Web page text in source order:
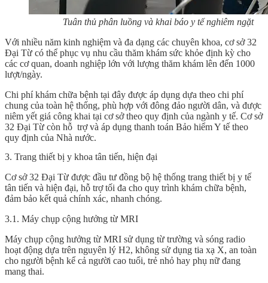
Tuân thủ phân luồng và khai báo y tế nghiêm ngặt
Với nhiều năm kinh nghiệm và đa dạng các chuyên khoa, cơ sở 32
Đại Từ có thể phục vụ nhu cầu thăm khám sức khỏe định kỳ cho
các cơ quan, doanh nghiệp lớn với lượng thăm khám lên đến 1000
lượt/ngày.
Chi phí khám chữa bệnh tại đây được áp dụng dựa theo chi phí
chung của toàn hệ thống, phù hợp với đông đảo người dân, và được
niêm yết giá công khai tại cơ sở theo quy định của ngành y tế. Cơ sở
32 Đại Từ còn hỗ trợ và áp dụng thanh toán Bảo hiểm Y tế theo
quy định của Nhà nước.
3. Trang thiết bị y khoa tân tiến, hiện đại
Cơ sở 32 Đại Từ được đầu tư đồng bộ hệ thống trang thiết bị y tế
tân tiến và hiện đại, hỗ trợ tối đa cho quy trình khám chữa bệnh,
đảm bảo kết quả chính xác, nhanh chóng.
3.1. Máy chụp cộng hưởng từ MRI
Máy chụp cộng hưởng từ MRI sử dụng từ trường và sóng radio
hoạt động dựa trên nguyên lý H2, không sử dụng tia xạ X, an toàn
cho người bệnh kể cả người cao tuổi, trẻ nhỏ hay phụ nữ đang
mang thai.